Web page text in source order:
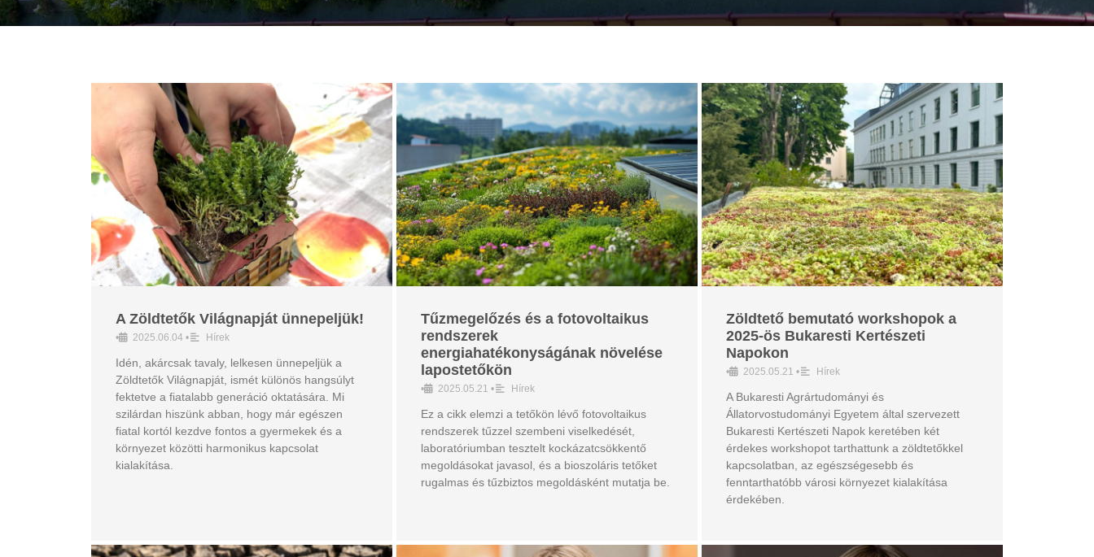
A Zöldtetők Világnapját ünnepeljük!
• 2025.06.04 • Hírek
Idén, akárcsak tavaly, lelkesen ünnepeljük a
Zöldtetők Világnapját, ismét különös hangsúlyt
fektetve a fiatalabb generáció oktatására. Mi
szilárdan hiszünk abban, hogy már egészen
fiatal kortól kezdve fontos a gyermekek és a
környezet közötti harmonikus kapcsolat
kialakítása.
Tűzmegelőzés és a fotovoltaikus
rendszerek
energiahatékonyságának növelése
lapostetőkön
• 2025.05.21 • Hírek
Ez a cikk elemzi a tetőkön lévő fotovoltaikus
rendszerek tűzzel szembeni viselkedését,
laboratóriumban tesztelt kockázatcsökkentő
megoldásokat javasol, és a bioszoláris tetőket
rugalmas és tűzbiztos megoldásként mutatja be.
Zöldtető bemutató workshopok a
2025-ös Bukaresti Kertészeti
Napokon
• 2025.05.21 • Hírek
A Bukaresti Agrártudományi és
Állatorvostudományi Egyetem által szervezett
Bukaresti Kertészeti Napok keretében két
érdekes workshopot tarthattunk a zöldtetőkkel
kapcsolatban, az egészségesebb és
fenntarthatóbb városi környezet kialakítása
érdekében.